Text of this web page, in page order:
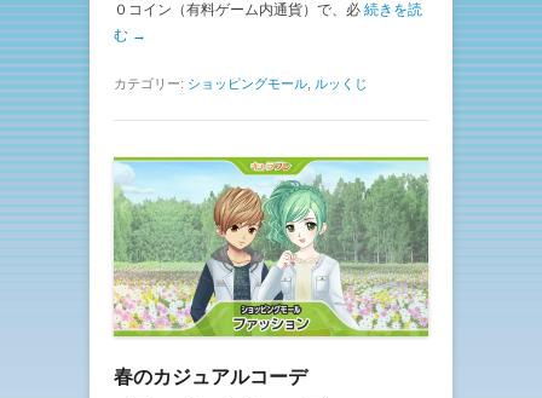
０コイン（有料ゲーム内通貨）で、必 続きを読
む →
カテゴリー: ショッピングモール ルッくじ
春のカジュアルコーデ